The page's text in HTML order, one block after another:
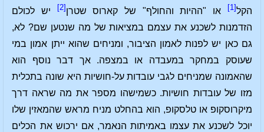
הקל[1] או "ההיות והחולף" של קארוס שטרן [2]
יש לכולם
הזדמנות לשכנע את עצמם במציאות של מה שנטען שם? לא,
גם כאן יש לפנות לאמון הציבור, ומניחים שהוא ייתן אמון במי
שעוסק במחקר במעבדה או במצפה. אך דבר נוסף הוא
שהאמונה שמניחים לגבי עובדות על-חושיות היא שונה בתכלית
מזו של עובדות חושיות. כשמישהו מספר את מה שראה דרך
מיקרוסקופ או טלסקופ, הוא בהחלט מניח מראש שהמאזין שלו
יוכל לשכנע את עצמו באמיתות הנאמר, אם ירכוש את הכלים